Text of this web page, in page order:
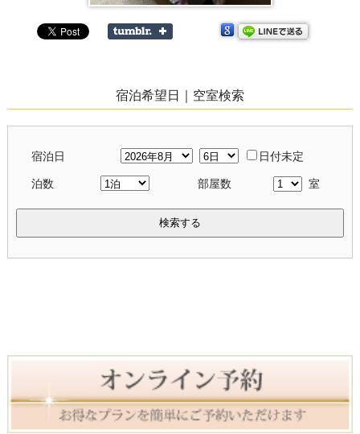
宿泊希望日｜空室検索
宿泊日 日付未定
泊数 部屋数 室
検索する